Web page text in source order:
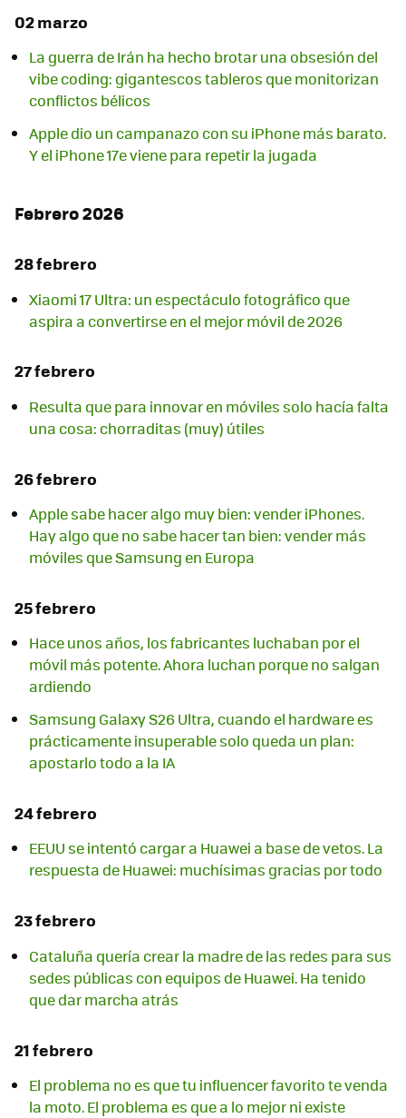
02 marzo
La guerra de Irán ha hecho brotar una obsesión del
vibe coding: gigantescos tableros que monitorizan
conflictos bélicos
Apple dio un campanazo con su iPhone más barato.
Y el iPhone 17e viene para repetir la jugada
Febrero 2026
28 febrero
Xiaomi 17 Ultra: un espectáculo fotográfico que
aspira a convertirse en el mejor móvil de 2026
27 febrero
Resulta que para innovar en móviles solo hacía falta
una cosa: chorraditas (muy) útiles
26 febrero
Apple sabe hacer algo muy bien: vender iPhones.
Hay algo que no sabe hacer tan bien: vender más
móviles que Samsung en Europa
25 febrero
Hace unos años, los fabricantes luchaban por el
móvil más potente. Ahora luchan porque no salgan
ardiendo
Samsung Galaxy S26 Ultra, cuando el hardware es
prácticamente insuperable solo queda un plan:
apostarlo todo a la IA
24 febrero
EEUU se intentó cargar a Huawei a base de vetos. La
respuesta de Huawei: muchísimas gracias por todo
23 febrero
Cataluña quería crear la madre de las redes para sus
sedes públicas con equipos de Huawei. Ha tenido
que dar marcha atrás
21 febrero
El problema no es que tu influencer favorito te venda
la moto. El problema es que a lo mejor ni existe